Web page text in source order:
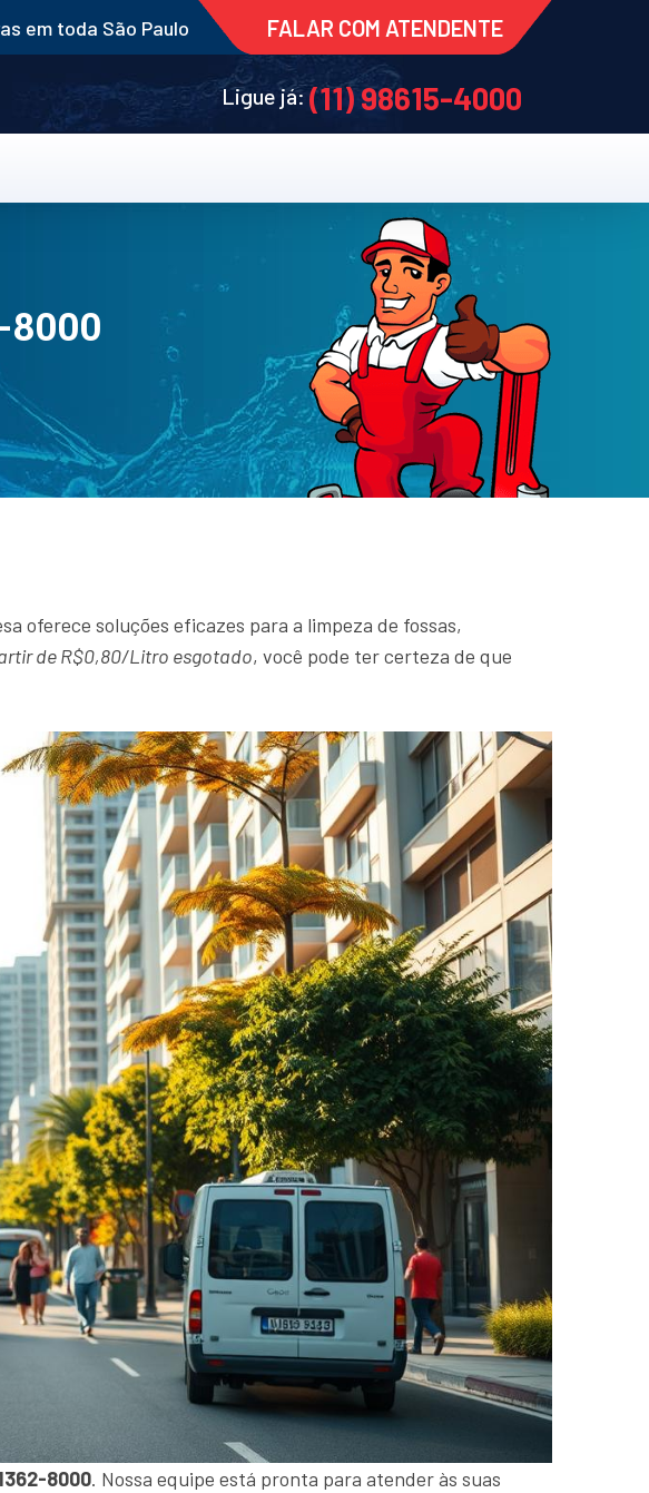
em toda São Paulo FALAR COM ATENDENTE
Ligue já: (11) 98615-4000
8000
oferece soluções eficazes para a limpeza de fossas,
de R$0,80/Litro esgotado, você pode ter certeza de que
8000. Nossa equipe está pronta para atender às suas